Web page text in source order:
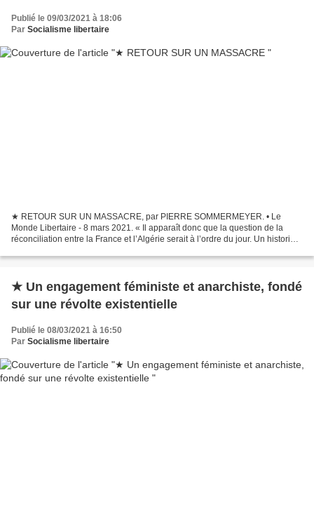
Publié le 09/03/2021 à 18:06
Par Socialisme libertaire
★ RETOUR SUR UN MASSACRE, par PIERRE SOMMERMEYER. • Le
Monde Libertaire - 8 mars 2021. « Il apparaît donc que la question de la
réconciliation entre la France et l’Algérie serait à l’ordre du jour. Un historien
★ Un engagement féministe et anarchiste, fondé
sur une révolte existentielle
Publié le 08/03/2021 à 16:50
Par Socialisme libertaire